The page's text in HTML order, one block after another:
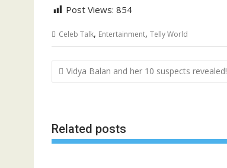
Post Views: 854
Celeb Talk, Entertainment, Telly World
Post
navigation
Vidya Balan and her 10 suspects revealed!
Related posts